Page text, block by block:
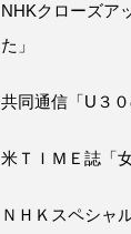
NHKクローズア
た」
共同通信「U３０
米ＴＩＭＥ誌「
ＮＨＫスペシャ